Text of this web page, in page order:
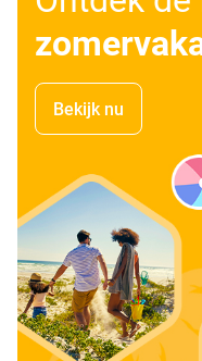
Bekijk nu